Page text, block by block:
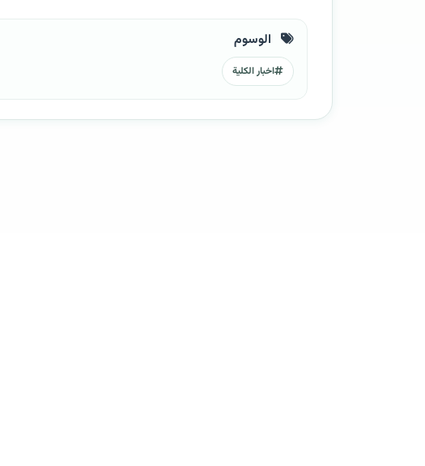
الوسوم
اخبار الكلية